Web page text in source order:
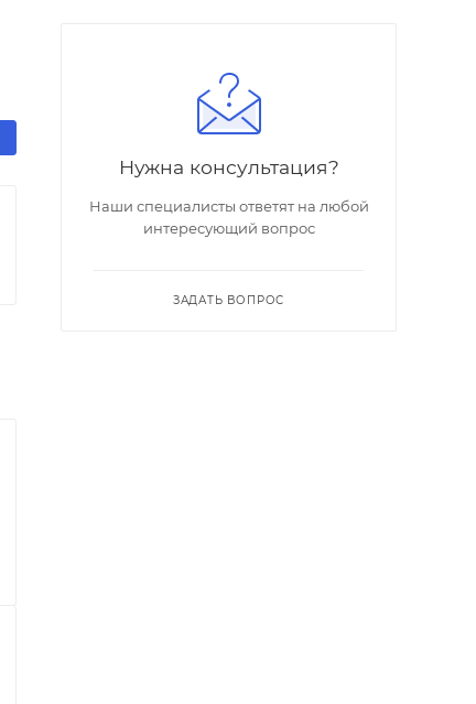
Нужна консультация?
Наши специалисты ответят на любой
интересующий вопрос
ЗАДАТЬ ВОПРОС